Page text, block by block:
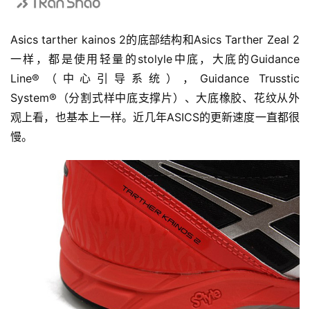
Asics tarther kainos 2的底部结构和Asics Tarther Zeal 2
一样，都是使用轻量的stolyle中底，大底的Guidance
Line®（中心引导系统），Guidance Trusstic
System®（分割式样中底支撑片）、大底橡胶、花纹从外
观上看，也基本上一样。近几年ASICS的更新速度一直都很
慢。